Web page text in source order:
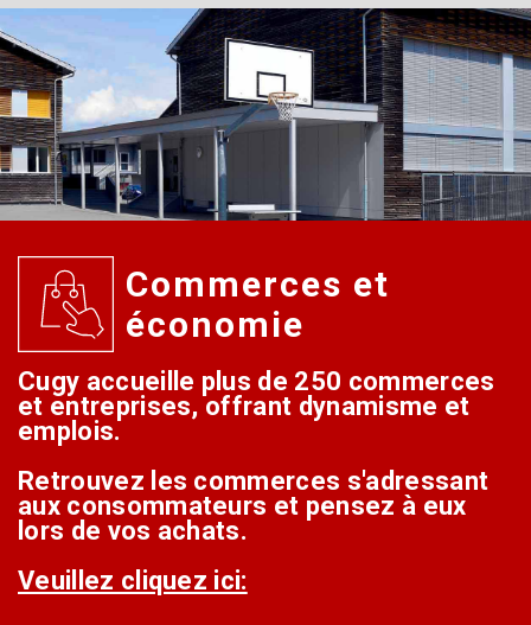
Commerces et
économie
Cugy accueille plus de 250 commerces
et entreprises, offrant dynamisme et
emplois.
Retrouvez les commerces s'adressant
aux consommateurs et pensez à eux
lors de vos achats.
Veuillez cliquez ici: